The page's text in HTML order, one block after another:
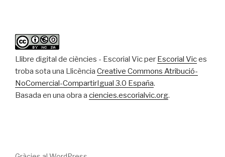
Llibre digital de ciències - Escorial Vicper Escorial Vices
troba sota una Llicència Creative Commons Atribució-
NoComercial-CompartirIgual 3.0 España.
Basada en una obra a ciencies.escorialvic.org.